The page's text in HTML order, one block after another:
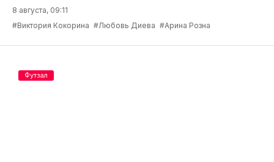
8 августа, 09:11
#Виктория Кокорина #Любовь Диева #Арина Розна
Футзал